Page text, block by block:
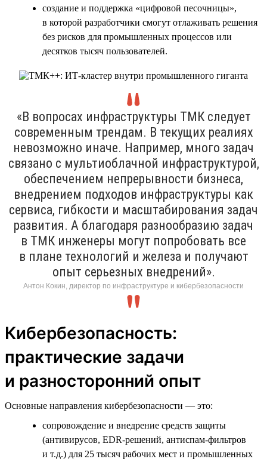
создание и поддержка «цифровой песочницы»,
в которой разработчики смогут отлаживать решения
без рисков для промышленных процессов или
десятков тысяч пользователей.
«В вопросах инфраструктуры ТМК следует
современным трендам. В текущих реалиях
невозможно иначе. Например, много задач
связано с мультиоблачной инфраструктурой,
обеспечением непрерывности бизнеса,
внедрением подходов инфраструктуры как
сервиса, гибкости и масштабирования задач
развития. А благодаря разнообразию задач
в ТМК инженеры могут попробовать все
в плане технологий и железа и получают
опыт серьезных внедрений».
Антон Кокин, директор по инфраструктуре и кибербезопасности
Кибербезопасность:
практические задачи
и разносторонний опыт
Основные направления кибербезопасности — это:
сопровождение и внедрение средств защиты
(антивирусов, EDR-решений, антиспам-фильтров
и т.д.) для 25 тысяч рабочих мест и промышленных